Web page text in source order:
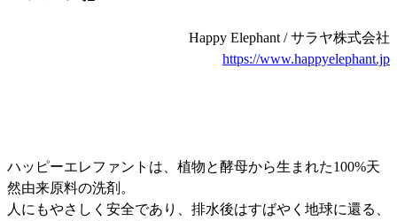
Happy Elephant / サラヤ株式会社
https://www.happyelephant.jp
ハッピーエレファントは、植物と酵母から生まれた100%天
然由来原料の洗剤。
人にもやさしく安全であり、排水後はすばやく地球に還る、